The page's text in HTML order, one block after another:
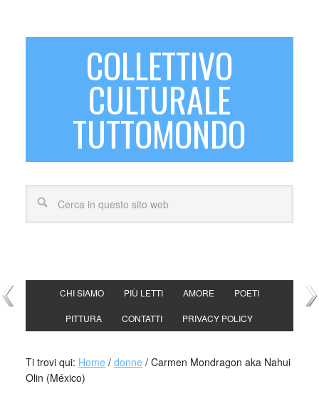
COLLETTIVO
CULTURALE
TUTTOMONDO
CHI SIAMO PIÙ LETTI AMORE POETI
PITTURA CONTATTI PRIVACY POLICY
Ti trovi qui: Home / donne /Carmen Mondragon aka Nahui
Olin (México)